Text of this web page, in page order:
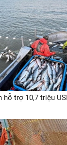
hỗ trợ 10,7 triệu